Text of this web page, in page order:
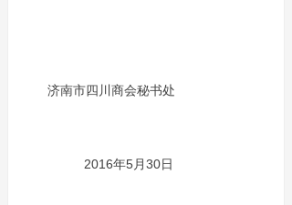
济南市四川商会秘书处
2016年5月30日